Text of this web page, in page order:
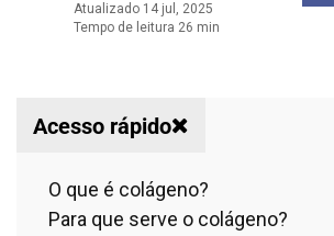
Atualizado 14 jul, 2025
Tempo de leitura 26 min
Acesso rápido
O que é colágeno?
Para que serve o colágeno?